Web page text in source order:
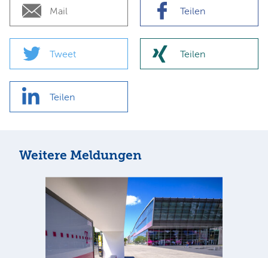
Mail Teilen
Tweet Teilen
Teilen
Weitere Meldungen